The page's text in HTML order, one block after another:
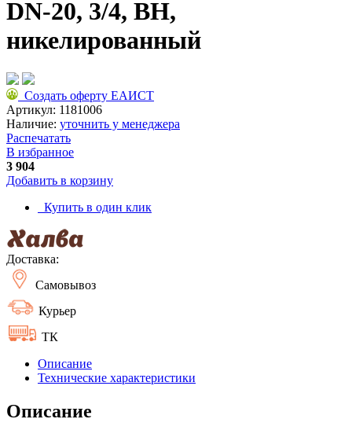
DN-20, 3/4, ВН,
никелированный
Создать оферту ЕАИСТ
Артикул: 1181006
Наличие: уточнить у менеджера
Распечатать
В избранное
3 904
Добавить в корзину
Купить в один клик
Доставка:
Самовывоз
Курьер
ТК
Описание
Технические характеристики
Описание